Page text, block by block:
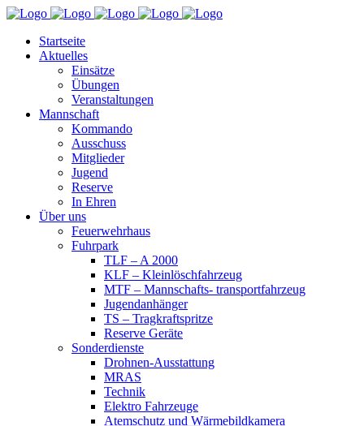
Startseite
Aktuelles
Einsätze
Übungen
Veranstaltungen
Mannschaft
Kommando
Ausschuss
Mitglieder
Jugend
Reserve
In Ehren
Über uns
Feuerwehrhaus
Fuhrpark
TLF – A 2000
KLF – Kleinlöschfahrzeug
MTF – Mannschafts- transportfahrzeug
Jugendanhänger
TS – Tragkraftspritze
Reserve Geräte
Sonderdienste
Drohnen-Ausstattung
MRAS
Technik
Elektro Fahrzeuge
Atemschutz und Wärmebildkamera